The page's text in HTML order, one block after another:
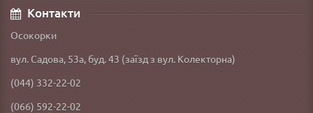
Контакти
Осокорки
вул. Садова, 53а, буд. 43 (заїзд з вул. Колекторна)
(044) 332-22-02
(066) 592-22-02